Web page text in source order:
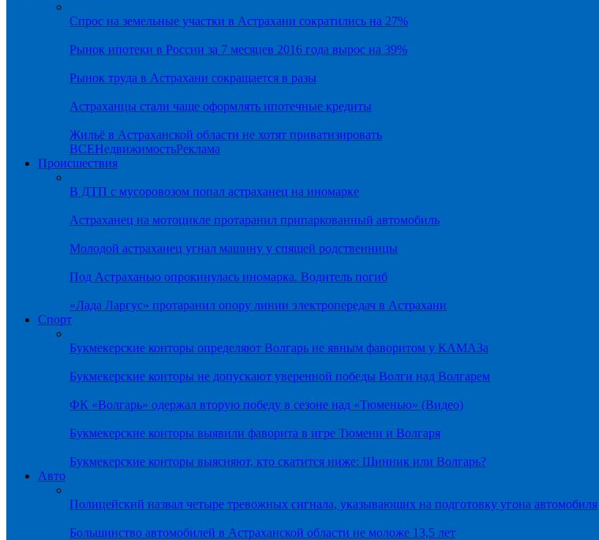
Спрос на земельные участки в Астрахани сократились на 27%
Рынок ипотеки в России за 7 месяцев 2016 года вырос на 39%
Рынок труда в Астрахани сокращается в разы
Астраханцы стали чаще оформлять ипотечные кредиты
Жильё в Астраханской области не хотят приватизировать
ВСЕНедвижимостьРеклама
Происшествия
В ДТП с мусоровозом попал астраханец на иномарке
Астраханец на мотоцикле протаранил припаркованный автомобиль
Молодой астраханец угнал машину у спящей родственницы
Под Астраханью опрокинулась иномарка. Водитель погиб
«Лада Ларгус» протаранил опору линии электропередач в Астрахани
Спорт
Букмекерские конторы определяют Волгарь не явным фаворитом у КАМАЗа
Букмекерские конторы не допускают уверенной победы Волги над Волгарем
ФК «Волгарь» одержал вторую победу в сезоне над «Тюменью» (Видео)
Букмекерские конторы выявили фаворита в игре Тюмени и Волгаря
Букмекерские конторы выясняют, кто скатится ниже: Шинник или Волгарь?
Авто
Полицейский назвал четыре тревожных сигнала, указывающих на подготовку угона автомобиля
Большинство автомобилей в Астраханской области не моложе 13,5 лет